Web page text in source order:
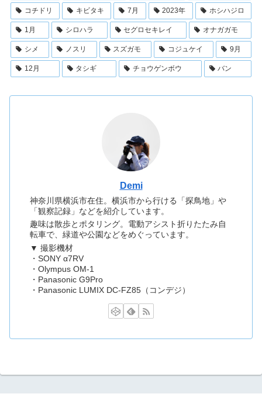
コチドリ キビタキ 7月 2023年 ホシハジロ
1月 シロハラ セグロセキレイ オナガガモ
シメ ノスリ スズガモ コジュケイ 9月
12月 タシギ チョウゲンボウ バン
Demi
神奈川県横浜市在住。横浜市から行ける「探鳥地」や
「観察記録」などを紹介しています。
趣味は散歩とポタリング。電動アシスト折りたたみ自
転車で、緑道や公園などをめぐっています。
▼ 撮影機材
・SONY α7RV
・Olympus OM-1
・Panasonic G9Pro
・Panasonic LUMIX DC-FZ85（コンデジ）